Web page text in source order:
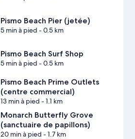
Pismo Beach Pier (jetée)
5 min à pied - 0.5 km
Pismo Beach Surf Shop
5 min à pied - 0.5 km
Pismo Beach Prime Outlets
(centre commercial)
13 min à pied - 1.1 km
Monarch Butterfly Grove
(sanctuaire de papillons)
20 min à pied - 1.7 km